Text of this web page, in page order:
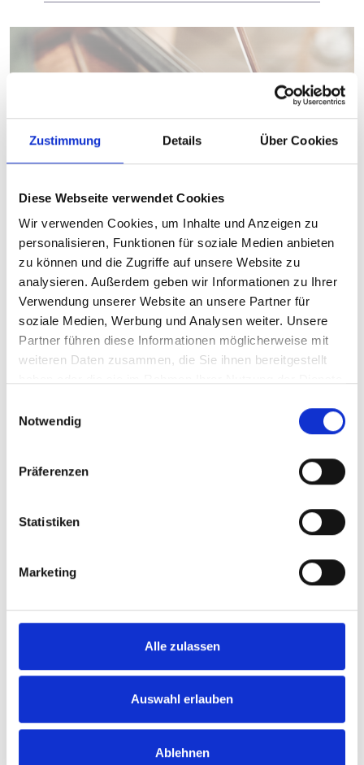
Zustimmung Details Über Cookies
Diese Webseite verwendet Cookies
Wir verwenden Cookies, um Inhalte und Anzeigen zu
personalisieren, Funktionen für soziale Medien anbieten
zu können und die Zugriffe auf unsere Website zu
analysieren. Außerdem geben wir Informationen zu Ihrer
Verwendung unserer Website an unsere Partner für
soziale Medien, Werbung und Analysen weiter. Unsere
Partner führen diese Informationen möglicherweise mit
weiteren Daten zusammen, die Sie ihnen bereitgestellt
Notwendig
Präferenzen
Statistiken
Marketing
Alle zulassen
Auswahl erlauben
Ablehnen
26.12.2025
Rückblick: Konzert zum 2. Weihnachtsfeiertag
2025
auf.